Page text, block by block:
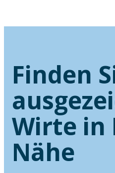
Finden
Wirte in
Nähe